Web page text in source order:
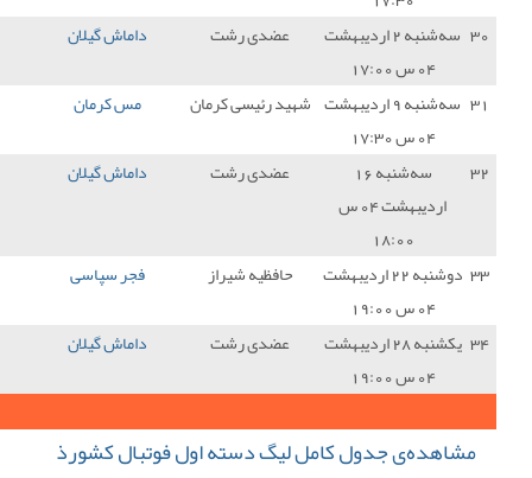
رشت داماش گیلان 1 - 1 پالایش نفت بندرعباس
کرمان مس کرمان 0 - 0 داماش گیلان
رشت داماش گیلان 1 - 0 مس سونگون
شیراز فجر سپاسی 4 - 0 داماش گیلان
رشت داماش گیلان 1 - 2 شهرداری نوشهر
اول فوتبال کشورذ